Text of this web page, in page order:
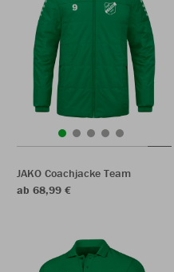
JAKO Coachjacke Team
ab 68,99 €